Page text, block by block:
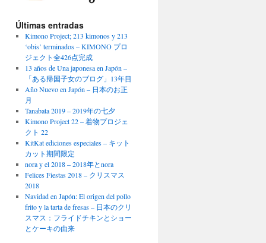
Últimas entradas
Kimono Project; 213 kimonos y 213
‘obis’ terminados – KIMONO プロ
ジェクト全426点完成
13 años de Una japonesa en Japón –
「ある帰国子女のブログ」13年目
Año Nuevo en Japón – 日本のお正
月
Tanabata 2019 – 2019年の七夕
Kimono Project 22 – 着物プロジェ
クト 22
KitKat ediciones especiales – キット
カット期間限定
nora y el 2018 – 2018年とnora
Felices Fiestas 2018 – クリスマス
2018
Navidad en Japón: El origen del pollo
frito y la tarta de fresas – 日本のクリ
スマス：フライドチキンとショー
とケーキの由来